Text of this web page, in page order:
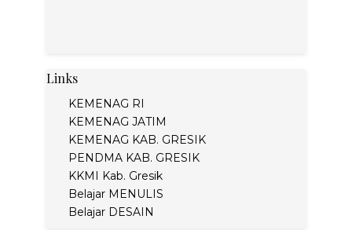
Links
KEMENAG RI
KEMENAG JATIM
KEMENAG KAB. GRESIK
PENDMA KAB. GRESIK
KKMI Kab. Gresik
Belajar MENULIS
Belajar DESAIN